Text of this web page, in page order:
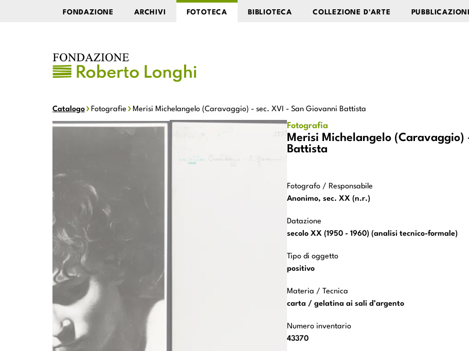
FONDAZIONE ARCHIVI FOTOTECA BIBLIOTECA COLLEZIONE D'ARTE PUBBLICAZIONI
Catalogo Fotografie
Merisi Michelangelo (Caravaggio) - sec. XVI - San Giovanni Battista
(Caravaggio) - sec. XVI - San Giovanni Battista Merisi Michelangelo (Caravaggio) - sec. XVI - San Giovanni Battista
Merisi Michelangelo
Battista
Fotografia
Fotografo / Responsabile
Anonimo, sec. XX (n.r.)
Datazione
secolo XX (1950 - 1960) (analisi tecnico-formale)
Tipo di oggetto
positivo
Materia / Tecnica
carta / gelatina ai sali d’argento
Numero inventario
43370